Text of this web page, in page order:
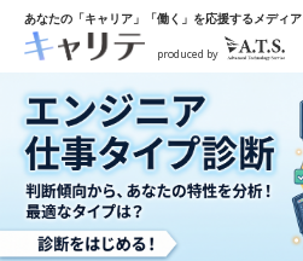
あなたの「キャリア」「働く」を応援するメディア
produced by